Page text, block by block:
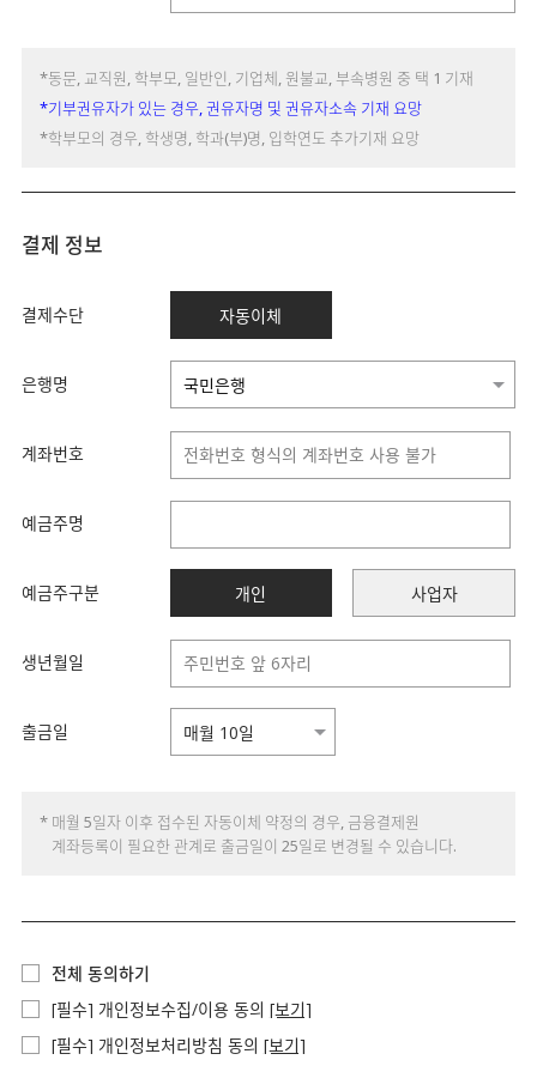
*동문, 교직원, 학부모, 일반인, 기업체, 원불교, 부속병원 중 택 1 기재
*기부권유자가 있는 경우, 권유자명 및 권유자소속 기재 요망
*학부모의 경우, 학생명, 학과(부)명, 입학연도 추가기재 요망
결제 정보
결제수단 자동이체
은행명
계좌번호
예금주명
예금주구분 개인 사업자
생년월일
출금일
* 매월 5일자 이후 접수된 자동이체 약정의 경우, 금융결제원
계좌등록이 필요한 관계로 출금일이 25일로 변경될 수 있습니다.
전체 동의하기
[필수] 개인정보수집/이용 동의 [보기]
[필수] 개인정보처리방침 동의 [보기]